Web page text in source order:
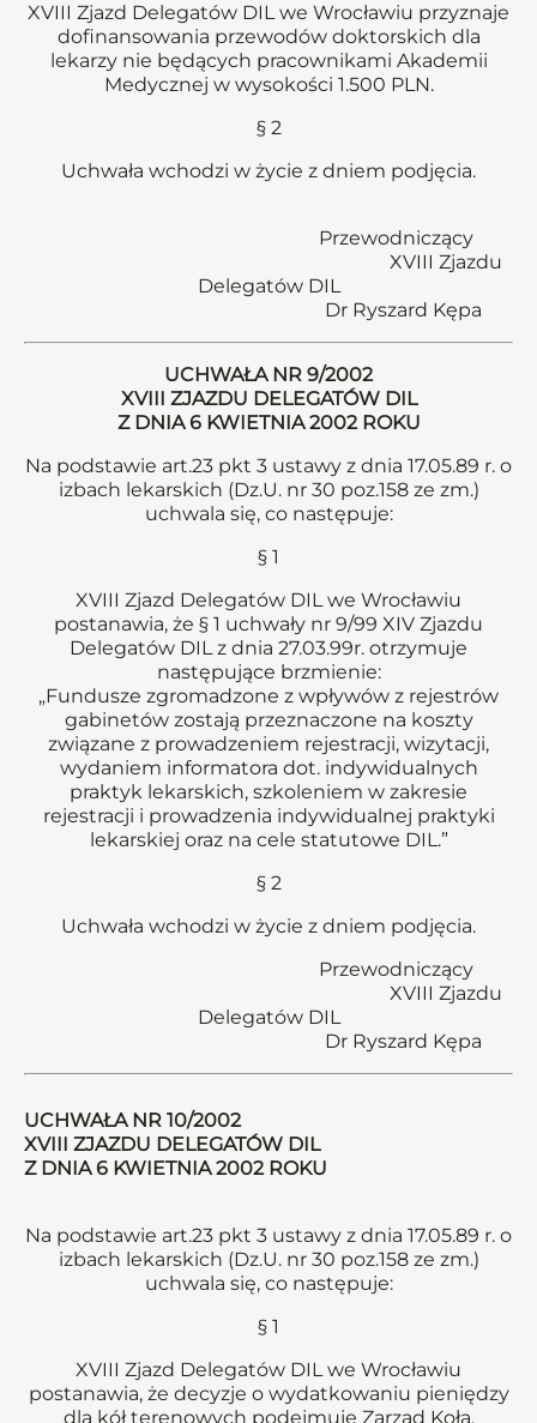
XVIII Zjazd Delegatów DIL we Wrocławiu przyznaje
dofinansowania przewodów doktorskich dla
lekarzy nie będących pracownikami Akademii
Medycznej w wysokości 1.500 PLN.
§ 2
Uchwała wchodzi w życie z dniem podjęcia.
Przewodniczący
XVIII Zjazdu
Delegatów DIL
Dr Ryszard Kępa
UCHWAŁA NR 9/2002
XVIII ZJAZDU DELEGATÓW DIL
Z DNIA 6 KWIETNIA 2002 ROKU
Na podstawie art.23 pkt 3 ustawy z dnia 17.05.89 r. o
izbach lekarskich (Dz.U. nr 30 poz.158 ze zm.)
uchwala się, co następuje:
§ 1
XVIII Zjazd Delegatów DIL we Wrocławiu
postanawia, że § 1 uchwały nr 9/99 XIV Zjazdu
Delegatów DIL z dnia 27.03.99r. otrzymuje
następujące brzmienie:
„Fundusze zgromadzone z wpływów z rejestrów
gabinetów zostają przeznaczone na koszty
związane z prowadzeniem rejestracji, wizytacji,
wydaniem informatora dot. indywidualnych
praktyk lekarskich, szkoleniem w zakresie
rejestracji i prowadzenia indywidualnej praktyki
lekarskiej oraz na cele statutowe DIL.”
§ 2
Uchwała wchodzi w życie z dniem podjęcia.
Przewodniczący
XVIII Zjazdu
Delegatów DIL
Dr Ryszard Kępa
UCHWAŁA NR 10/2002
XVIII ZJAZDU DELEGATÓW DIL
Z DNIA 6 KWIETNIA 2002 ROKU
Na podstawie art.23 pkt 3 ustawy z dnia 17.05.89 r. o
izbach lekarskich (Dz.U. nr 30 poz.158 ze zm.)
uchwala się, co następuje:
§ 1
XVIII Zjazd Delegatów DIL we Wrocławiu
postanawia, że decyzje o wydatkowaniu pieniędzy
dla kół terenowych podejmuje Zarząd Koła.